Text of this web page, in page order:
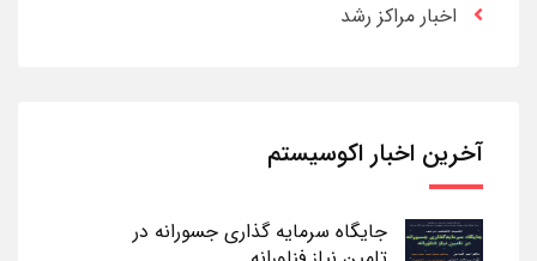
اخبار مراکز رشد
آخرین اخبار اکوسیستم
جایگاه سرمایه گذاری جسورانه در